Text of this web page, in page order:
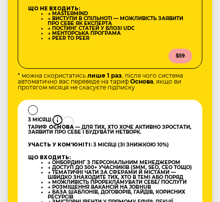
ЩО НЕ ВХОДИТЬ:
→ MASTERMIND
→ ВИСТУПИ В СПІЛЬНОТІ — МОЖЛИВІСТЬ ЗАЯВИТИ
ПРО СЕБЕ ЯК ЕКСПЕРТА
→ ПОСТИНГ СТАТЕЙ У БЛОЗІ UDC
→ МЕНТОРСЬКА ПРОГРАМА
→ PEER TO PEER
$59
* можна скористатись лише 1 раз, після чого система
автоматично вас переведе на тариф Основа, якщо ви
протягом місяця не скасуєте підписку
3 МІСЯЦІ
ТАРИФ ОСНОВА — ДЛЯ ТИХ, ХТО ХОЧЕ АКТИВНО ЗРОСТАТИ,
ЗАЯВИТИ ПРО СЕБЕ І БУДУВАТИ НЕТВОРК.
УЧАСТЬ У КОМʼЮНІТІ: 3 МІСЯЦІ (ЗІ ЗНИЖКОЮ 10%)
ЩО ВХОДИТЬ:
→ ОНБОРДИНГ З ПЕРСОНАЛЬНИМ МЕНЕДЖЕРОМ
→ ДОСТУП ДО 500+ УЧАСНИКІВ (SMM, SEO, CEO ТОЩО)
→ ТЕМАТИЧНІ ЧАТИ ЗА СФЕРАМИ Й МІСТАМИ —
ШВИДКО ЗНАХОДИТЕ ТИХ, ХТО В ТЕМІ АБО ПОРЯД
→ МОЖЛИВІСТЬ ПРОРЕКЛАМУВАТИ СЕБЕ/ ПОСЛУГИ
→ РОЗМІЩЕННЯ ВАКАНСІЙ НА JOBHUB
→ БАЗА ШАБЛОНІВ, ДОГОВОРІВ, ГАЙДІВ, КОРИСНИХ
РЕСУРСІВ